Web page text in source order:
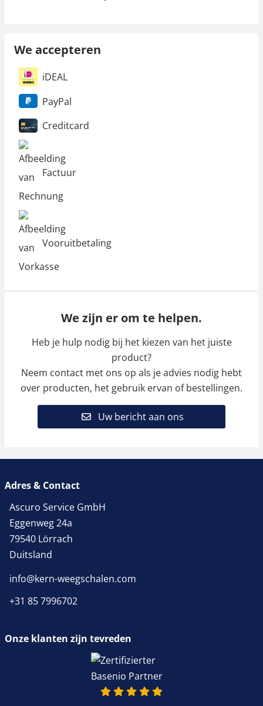
We accepteren
iDEAL
PayPal
Creditcard
Factuur
Vooruitbetaling
We zijn er om te helpen.
Heb je hulp nodig bij het kiezen van het juiste
product?
Neem contact met ons op als je advies nodig hebt
over producten, het gebruik ervan of bestellingen.
Uw bericht aan ons
Adres & Contact
Ascuro Service GmbH
Eggenweg 24a
79540 Lörrach
Duitsland
info@kern-weegschalen.com
+31 85 7996702
Onze klanten zijn tevreden